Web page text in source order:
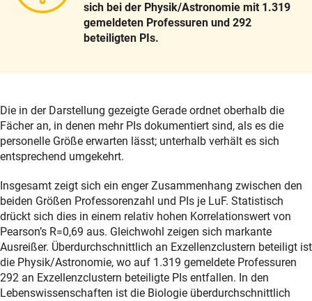
sich bei der Physik/Astronomie mit 1.319
gemeldeten Professuren und 292
beteiligten PIs.
Die in der Darstellung gezeigte Gerade ordnet oberhalb die
Fächer an, in denen mehr PIs dokumentiert sind, als es die
personelle Größe erwarten lässt; unterhalb verhält es sich
entsprechend umgekehrt.
Insgesamt zeigt sich ein enger Zusammenhang zwischen den
beiden Größen Professorenzahl und PIs je LuF. Statistisch
drückt sich dies in einem relativ hohen Korrelationswert von
Pearsonʼs R=0,69 aus. Gleichwohl zeigen sich markante
Ausreißer. Überdurchschnittlich an Exzellenzclustern beteiligt ist
die Physik/Astronomie, wo auf 1.319 gemeldete Professuren
292 an Exzellenzclustern beteiligte PIs entfallen. In den
Lebenswissenschaften ist die Biologie überdurchschnittlich